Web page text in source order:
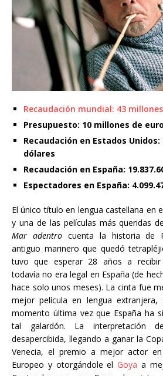
Recaudación mundial: 43
Presupuesto: 10 millones de
Recaudación en Estados
dólares
Recaudación en España:
Espectadores en España:
El único título en lengua castellana en
y una de las películas más queridas
Mar adentrocuenta la historia de
antiguo marinero que quedó
tuvo que esperar 28 años a recibir
todavía no era legal en España (de
hace solo unos meses). La cinta fue
mejor película en lengua
momento última vez que España ha
tal galardón. La interpretación
desapercibida, llegando a ganar la
Venecia, el premio a mejor actor
Europeo y otorgándole el Goya a